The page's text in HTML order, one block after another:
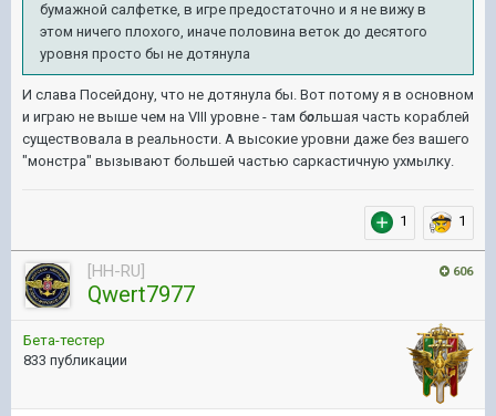
бумажной салфетке, в игре предостаточно и я не вижу в
этом ничего плохого, иначе половина веток до десятого
уровня просто бы не дотянула
И слава Посейдону, что не дотянула бы. Вот потому я в основном
и играю не выше чем на VIII уровне - там большая часть кораблей
существовала в реальности. А высокие уровни даже без вашего
"монстра" вызывают большей частью саркастичную ухмылку.
1 1
606
[HH-RU]
Qwert7977
Бета-тестер
833 публикации